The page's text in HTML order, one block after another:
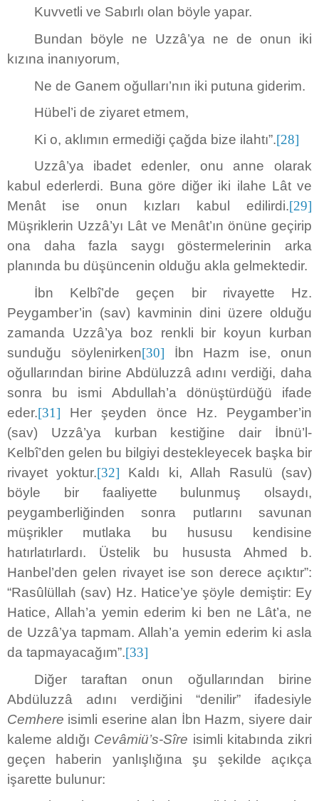
Kuvvetli ve Sabırlı olan böyle yapar.
Bundan böyle ne Uzzâ’ya ne de onun iki
kızına inanıyorum,
Ne de Ganem oğulları’nın iki putuna giderim.
Hübel’i de ziyaret etmem,
Ki o, aklımın ermediği çağda bize ilahtı”.[28]
Uzzâ’ya ibadet edenler, onu anne olarak
kabul ederlerdi. Buna göre diğer iki ilahe Lât ve
Menât ise onun kızları kabul edilirdi.[29]
Müşriklerin Uzzâ’yı Lât ve Menât’ın önüne geçirip
ona daha fazla saygı göstermelerinin arka
planında bu düşüncenin olduğu akla gelmektedir.
İbn Kelbî’de geçen bir rivayette Hz.
Peygamber’in (sav) kavminin dini üzere olduğu
zamanda Uzzâ’ya boz renkli bir koyun kurban
sunduğu söylenirken[30] İbn Hazm ise, onun
oğullarından birine Abdüluzzâ adını verdiği, daha
sonra bu ismi Abdullah’a dönüştürdüğü ifade
eder.[31] Her şeyden önce Hz. Peygamber’in
(sav) Uzzâ’ya kurban kestiğine dair İbnü’l-
Kelbî’den gelen bu bilgiyi destekleyecek başka bir
rivayet yoktur.[32] Kaldı ki, Allah Rasulü (sav)
böyle bir faaliyette bulunmuş olsaydı,
peygamberliğinden sonra putlarını savunan
müşrikler mutlaka bu hususu kendisine
hatırlatırlardı. Üstelik bu hususta Ahmed b.
Hanbel’den gelen rivayet ise son derece açıktır”:
“Rasûlüllah (sav) Hz. Hatice’ye şöyle demiştir: Ey
Hatice, Allah’a yemin ederim ki ben ne Lât’a, ne
de Uzzâ’ya tapmam. Allah’a yemin ederim ki asla
da tapmayacağım”.[33]
Diğer taraftan onun oğullarından birine
Abdüluzzâ adını verdiğini “denilir” ifadesiyle
Cemhere isimli eserine alan İbn Hazm, siyere dair
kaleme aldığı Cevâmiü’s-Sîre isimli kitabında zikri
geçen haberin yanlışlığına şu şekilde açıkça
işarette bulunur: